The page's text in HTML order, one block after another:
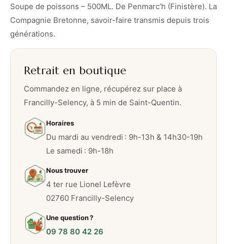
n
s
–
5
0
M
L
Soupe de poissons – 500ML. De Penmarc’h (Finistère). La
Compagnie Bretonne, savoir-faire transmis depuis trois
générations.
Retrait en boutique
Commandez en ligne, récupérez sur place à
Francilly-Selency, à 5 min de Saint-Quentin.
Horaires
Du mardi au vendredi : 9h-13h & 14h30-19h
Le samedi : 9h-18h
Nous trouver
4 ter rue Lionel Lefèvre
02760 Francilly-Selency
Une question ?
09 78 80 42 26